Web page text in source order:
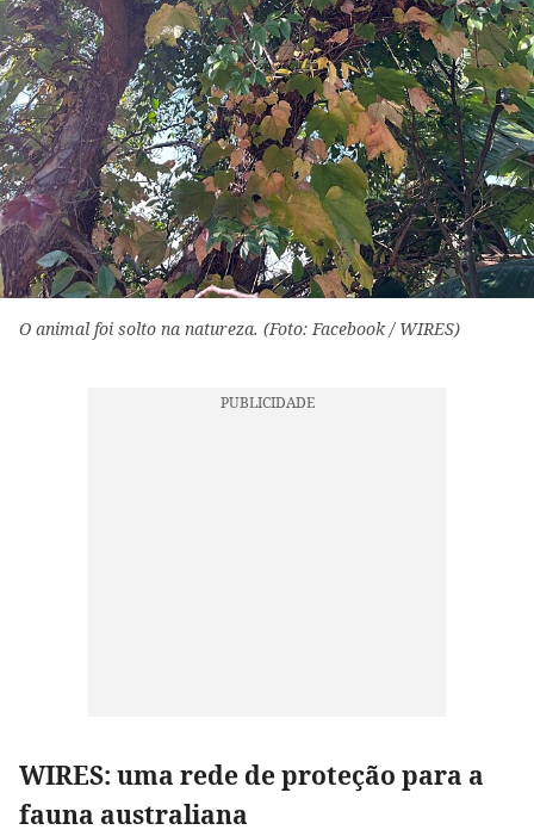
O animal foi solto na natureza. (Foto: Facebook / WIRES)
WIRES: uma rede de proteção para a
fauna australiana